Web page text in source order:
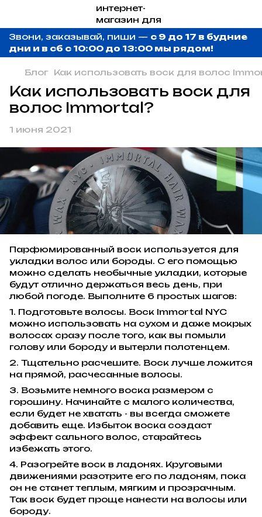
Звони, заказывай, пиши — с 9 до 17 в будние
дни и в сб с 10:00 до 13:00 мы рядом!
Блог Как использовать воск для волос
Как использовать воск для
волос Immortal?
1 июня 2021
Парфюмированный воск используется для
укладки волос или бороды. С его помощью
можно сделать необычные укладки, которые
будут отлично держаться весь день, при
любой погоде. Выполните 6 простых шагов:
1. Подготовьте волосы. Воск Immortal NYC
можно использовать на сухом и даже мокрых
волосах сразу после того, как вы помыли
голову или бороду и вытерли полотенцем.
2. Тщательно расчешите. Воск лучше ложится
на прямой, расчесанные волосы.
3. Возьмите немного воска размером с
горошину. Начинайте с малого количества,
если будет не хватать - вы всегда сможете
добавить еще. Избыток воска создаст
эффект сального волос, старайтесь
избежать этого.
4. Разогрейте воск в ладонях. Круговыми
движениями разотрите его по ладоням, пока
он не станет теплым, мягким и прозрачным.
Так воск будет проще нанести на волосы или
бороду.